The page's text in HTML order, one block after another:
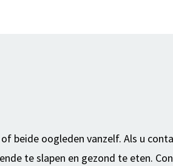
beide oogleden vanzelf. Als u
te slapen en gezond te eten.